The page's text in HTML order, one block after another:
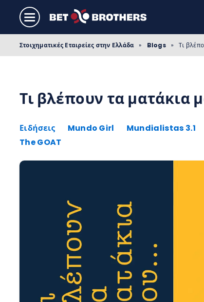
Στοιχηματικές Εταιρείες στην Ελλάδα » Blogs » Τι
Τι βλέπουν τα ματάκια
Ειδήσεις Mundo Girl Mundialistas 3.1
The GOAT